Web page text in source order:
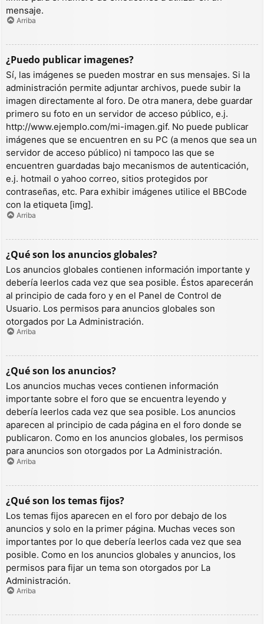
mensaje.
Arriba
¿Puedo publicar imagenes?
Sí, las imágenes se pueden mostrar en sus mensajes. Si la
administración permite adjuntar archivos, puede subir la
imagen directamente al foro. De otra manera, debe guardar
primero su foto en un servidor de acceso público, e.j.
http://www.ejemplo.com/mi-imagen.gif. No puede publicar
imágenes que se encuentren en su PC (a menos que sea un
servidor de acceso público) ni tampoco las que se
encuentren guardadas bajo mecanismos de autenticación,
e.j. hotmail o yahoo correo, sitios protegidos por
contraseñas, etc. Para exhibir imágenes utilice el BBCode
con la etiqueta [img].
Arriba
¿Qué son los anuncios globales?
Los anuncios globales contienen información importante y
debería leerlos cada vez que sea posible. Éstos aparecerán
al principio de cada foro y en el Panel de Control de
Usuario. Los permisos para anuncios globales son
otorgados por La Administración.
Arriba
¿Qué son los anuncios?
Los anuncios muchas veces contienen información
importante sobre el foro que se encuentra leyendo y
debería leerlos cada vez que sea posible. Los anuncios
aparecen al principio de cada página en el foro donde se
publicaron. Como en los anuncios globales, los permisos
para anuncios son otorgados por La Administración.
Arriba
¿Qué son los temas fijos?
Los temas fijos aparecen en el foro por debajo de los
anuncios y solo en la primer página. Muchas veces son
importantes por lo que debería leerlos cada vez que sea
posible. Como en los anuncios globales y anuncios, los
permisos para fijar un tema son otorgados por La
Administración.
Arriba